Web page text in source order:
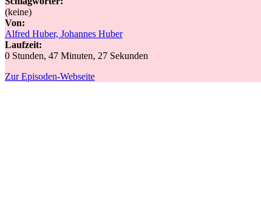
(keine)
Von:
Alfred Huber, Johannes Huber
Laufzeit:
0 Stunden, 47 Minuten, 27 Sekunden
Zur Episoden-Webseite